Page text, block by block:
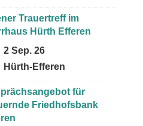
Trauertreff im
Hürth Efferen
2 Sep. 26
Hürth-Efferen
für
Friedhofsbank